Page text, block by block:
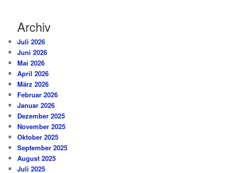
Archiv
Juli 2026
Juni 2026
Mai 2026
April 2026
März 2026
Februar 2026
Januar 2026
Dezember 2025
November 2025
Oktober 2025
September 2025
August 2025
Juli 2025